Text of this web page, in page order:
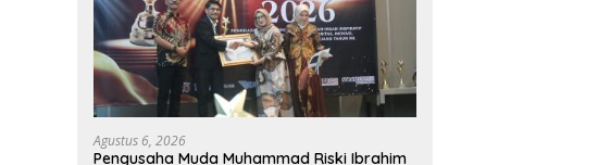
Agustus 6, 2026
Pengusaha Muda Muhammad Riski Ibrahim